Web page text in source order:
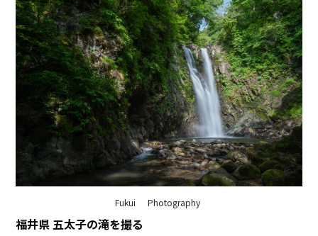
Fukui Photography
福井県 五太子の滝を撮る